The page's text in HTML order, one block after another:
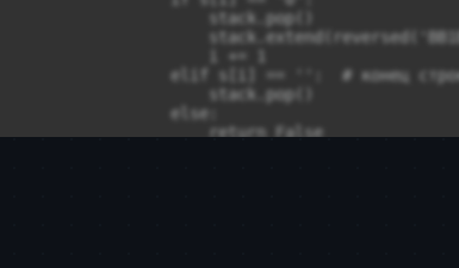
                    stack.pop()
                    i += 1
elif s[i] == '':  # конец
                    stack.pop()
                else:
                    return False